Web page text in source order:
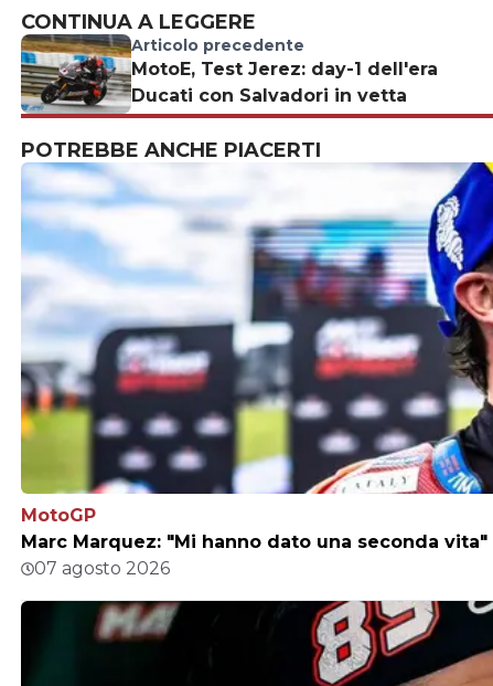
CONTINUA A LEGGERE
Articolo precedente
MotoE, Test Jerez: day-1 dell'era
Ducati con Salvadori in vetta
POTREBBE ANCHE PIACERTI
MotoGP
Marc Marquez: "Mi hanno dato una seconda vita"
07 agosto 2026